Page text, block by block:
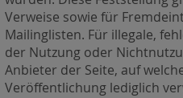
Verweise sowie für
Mailinglisten. Für illegale,
der Nutzung oder
Anbieter der Seite, auf
Veröffentlichung lediglich